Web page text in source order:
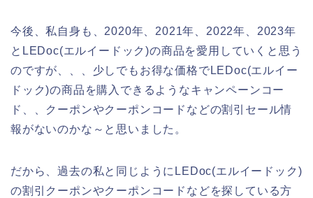
今後、私自身も、2020年、2021年、2022年、2023年
とLEDoc(エルイードック)の商品を愛用していくと思う
のですが、、、少しでもお得な価格でLEDoc(エルイー
ドック)の商品を購入できるようなキャンペーンコー
ド、、クーポンやクーポンコードなどの割引セール情
報がないのかな～と思いました。
だから、過去の私と同じようにLEDoc(エルイードック)
の割引クーポンやクーポンコードなどを探している方